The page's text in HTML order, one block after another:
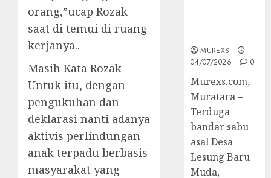
orang,”ucap Rozak
saat di temui di ruang
kerjanya..
Masih Kata Rozak
Untuk itu, dengan
pengukuhan dan
deklarasi nanti adanya
aktivis perlindungan
anak terpadu berbasis
masyarakat yang
MUREXS
04/07/2026
0
Murexs.com,
Muratara –
Terduga
bandar sabu
asal Desa
Lesung Baru
Muda,